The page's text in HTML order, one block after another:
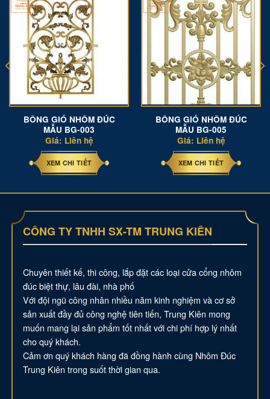
BÔNG GIÓ NHÔM ĐÚC
MẪU BG-003
Giá: Liên hệ
XEM CHI TIẾT
BÔNG GIÓ NHÔM ĐÚC
MẪU BG-005
Giá: Liên hệ
XEM CHI TIẾT
CÔNG TY TNHH SX-TM TRUNG KIÊN
Chuyên thiết kế, thi công, lắp đặt các loại cửa cổng nhôm
đúc biệt thự, lâu đài, nhà phố
Với đội ngũ công nhân nhiều năm kinh nghiệm và cơ sở
sản xuất đầy đủ công nghệ tiên tiến, Trung Kiên mong
muốn mang lại sản phẩm tốt nhất với chi phí hợp lý nhất
cho quý khách.
Cảm ơn quý khách hàng đã đồng hành cùng Nhôm Đúc
Trung Kiên trong suốt thời gian qua.